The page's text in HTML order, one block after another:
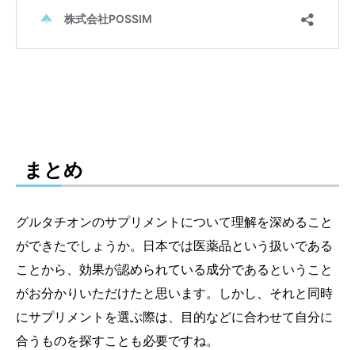
まとめ
グルタチオンのサプリメントについて理解を深めること
ができたでしょうか。日本では医薬品という扱いである
ことから、効果が認められている成分であるということ
がお分かりいただけたと思います。しかし、それと同時
にサプリメントを選ぶ際は、目的などに合わせて自分に
合うものを探すことも必要ですね。